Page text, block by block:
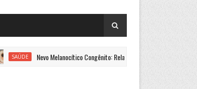
Nevo Melanocítico Congênito: Relato de caso atípico SAÚDE